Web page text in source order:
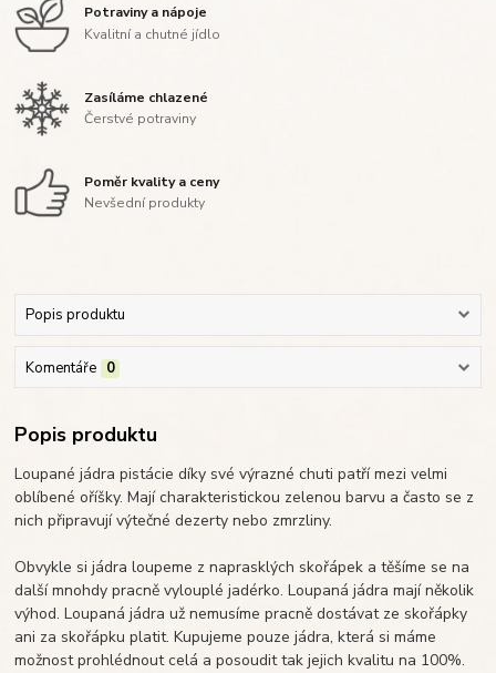
Potraviny a nápoje
Kvalitní a chutné jídlo
Zasíláme chlazené
Čerstvé potraviny
Poměr kvality a ceny
Nevšední produkty
Popis produktu
Komentáře 0
Popis produktu
Loupané jádra pistácie díky své výrazné chuti patří mezi velmi
oblíbené oříšky. Mají charakteristickou zelenou barvu a často se z
nich připravují výtečné dezerty nebo zmrzliny.
Obvykle si jádra loupeme z naprasklých skořápek a těšíme se na
další mnohdy pracně vylouplé jadérko. Loupaná jádra mají několik
výhod. Loupaná jádra už nemusíme pracně dostávat ze skořápky
ani za skořápku platit. Kupujeme pouze jádra, která si máme
možnost prohlédnout celá a posoudit tak jejich kvalitu na 100%.